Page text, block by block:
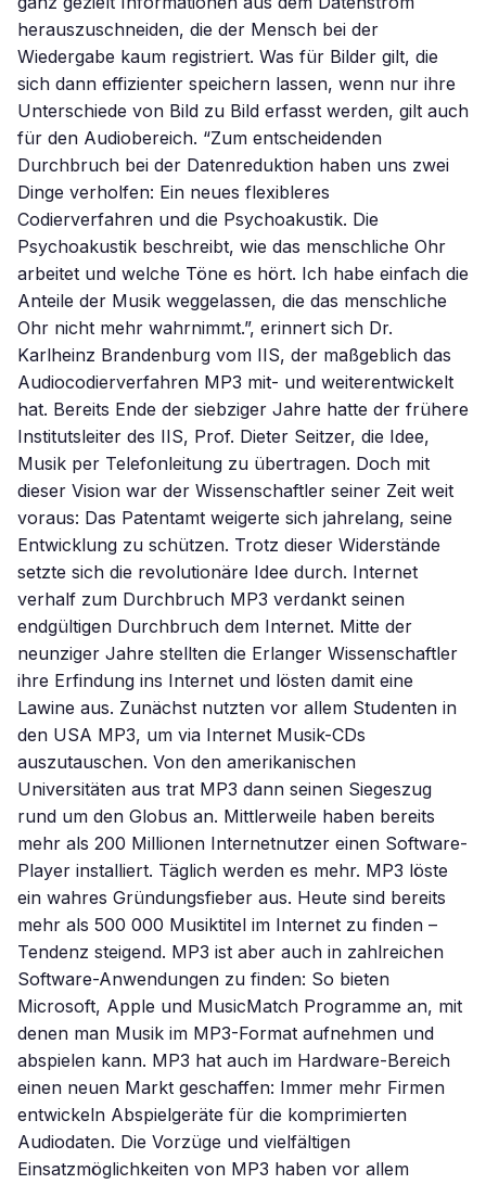
herauszuschneiden, die der Mensch bei der
Wiedergabe kaum registriert. Was für Bilder gilt, die
sich dann effizienter speichern lassen, wenn nur ihre
Unterschiede von Bild zu Bild erfasst werden, gilt auch
für den Audiobereich. “Zum entscheidenden
Durchbruch bei der Datenreduktion haben uns zwei
Dinge verholfen: Ein neues flexibleres
Codierverfahren und die Psychoakustik. Die
Psychoakustik beschreibt, wie das menschliche Ohr
arbeitet und welche Töne es hört. Ich habe einfach die
Anteile der Musik weggelassen, die das menschliche
Ohr nicht mehr wahrnimmt.”, erinnert sich Dr.
Karlheinz Brandenburg vom IIS, der maßgeblich das
Audiocodierverfahren MP3 mit- und weiterentwickelt
hat. Bereits Ende der siebziger Jahre hatte der frühere
Institutsleiter des IIS, Prof. Dieter Seitzer, die Idee,
Musik per Telefonleitung zu übertragen. Doch mit
dieser Vision war der Wissenschaftler seiner Zeit weit
voraus: Das Patentamt weigerte sich jahrelang, seine
Entwicklung zu schützen. Trotz dieser Widerstände
setzte sich die revolutionäre Idee durch. Internet
verhalf zum Durchbruch MP3 verdankt seinen
endgültigen Durchbruch dem Internet. Mitte der
neunziger Jahre stellten die Erlanger Wissenschaftler
ihre Erfindung ins Internet und lösten damit eine
Lawine aus. Zunächst nutzten vor allem Studenten in
den USA MP3, um via Internet Musik-CDs
auszutauschen. Von den amerikanischen
Universitäten aus trat MP3 dann seinen Siegeszug
rund um den Globus an. Mittlerweile haben bereits
mehr als 200 Millionen Internetnutzer einen Software-
Player installiert. Täglich werden es mehr. MP3 löste
ein wahres Gründungsfieber aus. Heute sind bereits
mehr als 500 000 Musiktitel im Internet zu finden –
Tendenz steigend. MP3 ist aber auch in zahlreichen
Software-Anwendungen zu finden: So bieten
Microsoft, Apple und MusicMatch Programme an, mit
denen man Musik im MP3-Format aufnehmen und
abspielen kann. MP3 hat auch im Hardware-Bereich
einen neuen Markt geschaffen: Immer mehr Firmen
entwickeln Abspielgeräte für die komprimierten
Audiodaten. Die Vorzüge und vielfältigen
Einsatzmöglichkeiten von MP3 haben vor allem